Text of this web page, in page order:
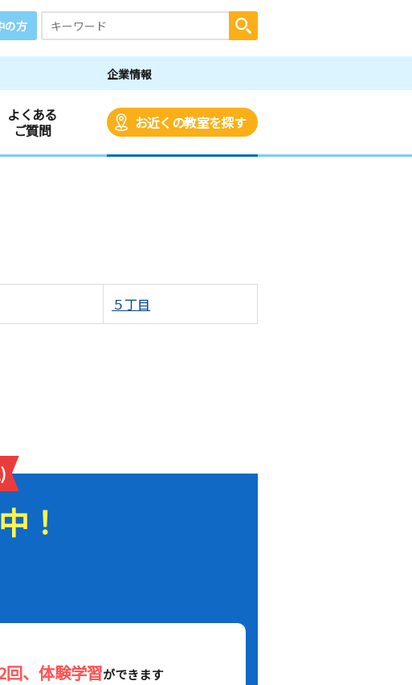
の方
企業情報
よくある
ご質問
お近くの教室を探す
５丁目
！
回、体験学習ができます